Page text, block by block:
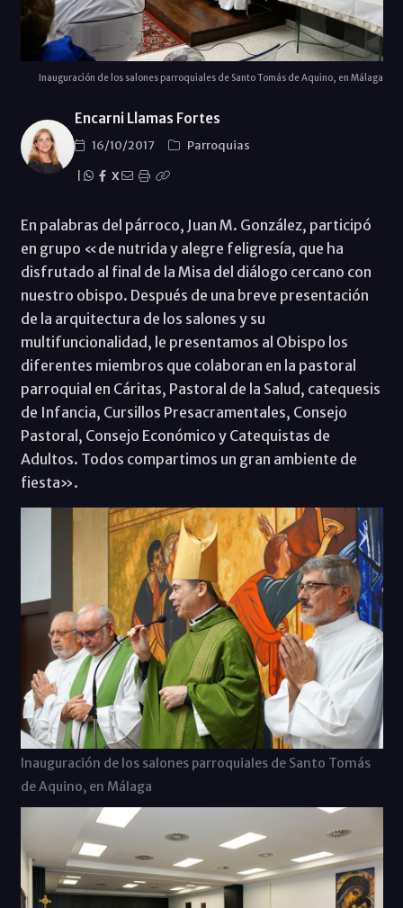
Inauguración de los salones parroquiales de Santo Tomás de Aquino, en Málaga
Encarni Llamas Fortes
16/10/2017
Parroquias
X
En palabras del párroco, Juan M. González, participó
en grupo «de nutrida y alegre feligresía, que ha
disfrutado al final de la Misa del diálogo cercano con
nuestro obispo. Después de una breve presentación
de la arquitectura de los salones y su
multifuncionalidad, le presentamos al Obispo los
diferentes miembros que colaboran en la pastoral
parroquial en Cáritas, Pastoral de la Salud, catequesis
de Infancia, Cursillos Presacramentales, Consejo
Pastoral, Consejo Económico y Catequistas de
Adultos. Todos compartimos un gran ambiente de
fiesta».
Inauguración de los salones parroquiales de Santo Tomás
de Aquino, en Málaga